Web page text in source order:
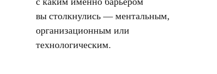
вы столкнулись — ментальным,
организационным или
технологическим.